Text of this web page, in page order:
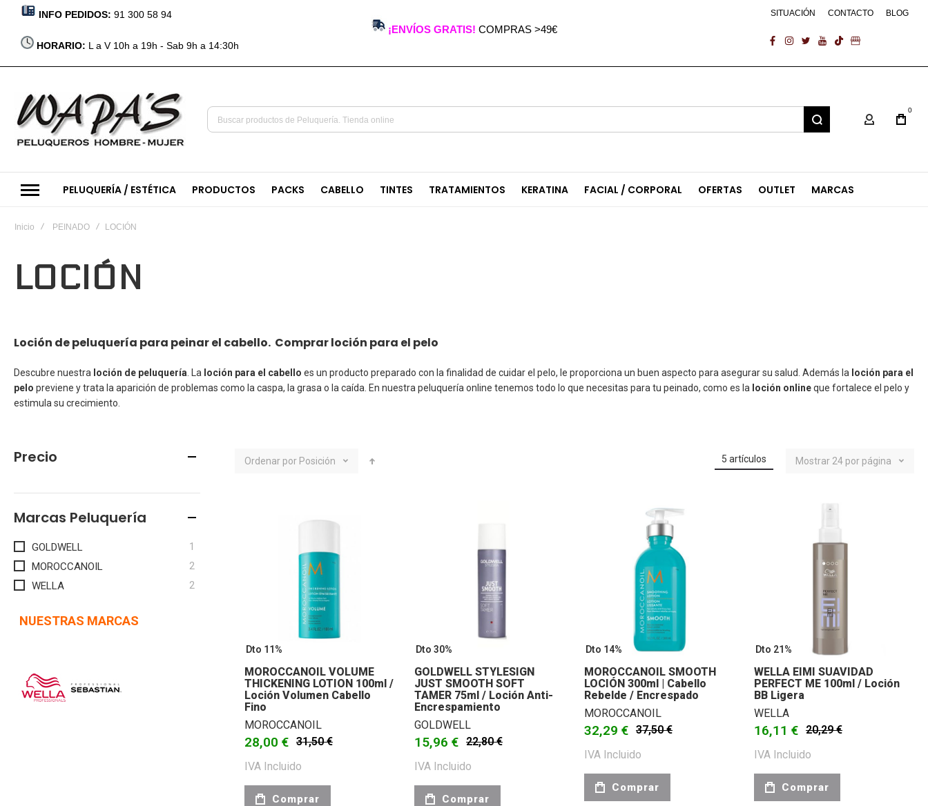
INFO PEDIDOS: 91 300 58 94
HORARIO: L a V 10h a 19h - Sab 9h a 14:30h
¡ENVÍOS GRATIS! COMPRAS >49€
SITUACIÓN CONTACTO BLOG
facebook
instagram
twitteryoutube
tiktokbusiness
Mi Cuenta
0
PELUQUERÍA / ESTÉTICA PRODUCTOS PACKS CABELLO TINTES TRATAMIENTOS KERATINA FACIAL / CORPORAL OFERTAS OUTLET MARCAS
Inicio PEINADO LOCIÓN
LOCIÓN
Loción de peluquería para peinar el cabello. Comprar loción para el pelo
Descubre nuestra loción de peluquería . La loción para el cabello es un producto preparado con la finalidad de cuidar el pelo, le proporciona un buen aspecto para asegurar su salud. Además la loción para el
pelo previene y trata la aparición de problemas como la caspa, la grasa o la caída. En nuestra peluquería online tenemos todo lo que necesitas para tu peinado, como es la loción onlineque fortalece el pelo y
estimula su crecimiento.
Ordenar por Posición 5 artículos Mostrar 24 por página
Dto 11%
MOROCCANOIL VOLUME
THICKENING LOTION 100ml /
Loción Volumen Cabello
Fino
MOROCCANOIL
28,00 € 31,50 €
IVA Incluido
Comprar
Dto 30%
GOLDWELL STYLESIGN
JUST SMOOTH SOFT
TAMER 75ml / Loción Anti-
Encrespamiento
GOLDWELL
15,96 € 22,80 €
IVA Incluido
Comprar
Dto 14%
MOROCCANOIL SMOOTH
LOCIÓN 300ml | Cabello
Rebelde / Encrespado
MOROCCANOIL
32,29 € 37,50 €
IVA Incluido
Comprar
Dto 21%
WELLA EIMI SUAVIDAD
PERFECT ME 100ml / Loción
BB Ligera
WELLA
16,11 € 20,29 €
IVA Incluido
Comprar
Precio
Marcas Peluquería
GOLDWELL 1
MOROCCANOIL
2
WELLA
2
NUESTRAS MARCAS